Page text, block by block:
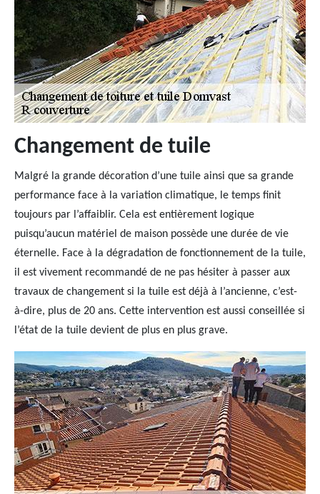
Changement de tuile
Malgré la grande décoration d’une tuile ainsi que sa grande
performance face à la variation climatique, le temps finit
toujours par l’affaiblir. Cela est entièrement logique
puisqu’aucun matériel de maison possède une durée de vie
éternelle. Face à la dégradation de fonctionnement de la tuile,
il est vivement recommandé de ne pas hésiter à passer aux
travaux de changement si la tuile est déjà à l’ancienne, c’est-
à-dire, plus de 20 ans. Cette intervention est aussi conseillée si
l’état de la tuile devient de plus en plus grave.